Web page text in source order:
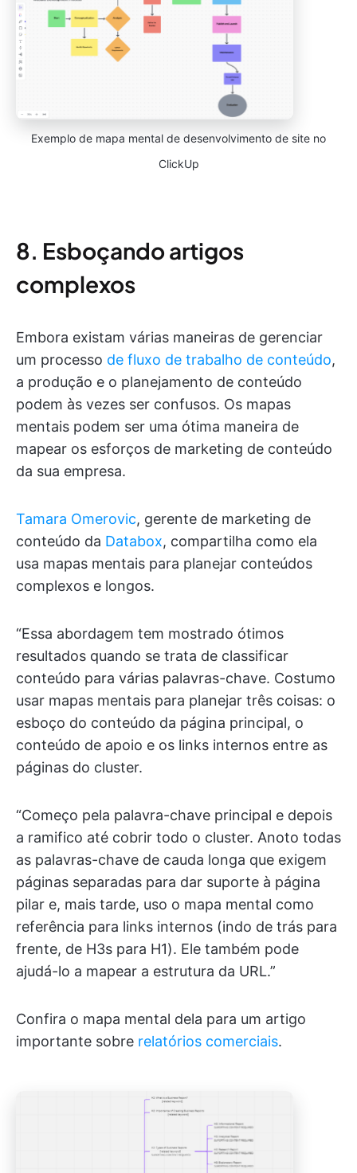
Exemplo de mapa mental de desenvolvimento de site no
ClickUp
8. Esboçando artigos
complexos
Embora existam várias maneiras de gerenciar
um processo de fluxo de trabalho de conteúdo,
a produção e o planejamento de conteúdo
podem às vezes ser confusos. Os mapas
mentais podem ser uma ótima maneira de
mapear os esforços de marketing de conteúdo
da sua empresa.
Tamara Omerovic, gerente de marketing de
conteúdo da Databox, compartilha como ela
usa mapas mentais para planejar conteúdos
complexos e longos.
“Essa abordagem tem mostrado ótimos
resultados quando se trata de classificar
conteúdo para várias palavras-chave. Costumo
usar mapas mentais para planejar três coisas: o
esboço do conteúdo da página principal, o
conteúdo de apoio e os links internos entre as
páginas do cluster.
“Começo pela palavra-chave principal e depois
a ramifico até cobrir todo o cluster. Anoto todas
as palavras-chave de cauda longa que exigem
páginas separadas para dar suporte à página
pilar e, mais tarde, uso o mapa mental como
referência para links internos (indo de trás para
frente, de H3s para H1). Ele também pode
ajudá-lo a mapear a estrutura da URL.”
Confira o mapa mental dela para um artigo
importante sobre relatórios comerciais.